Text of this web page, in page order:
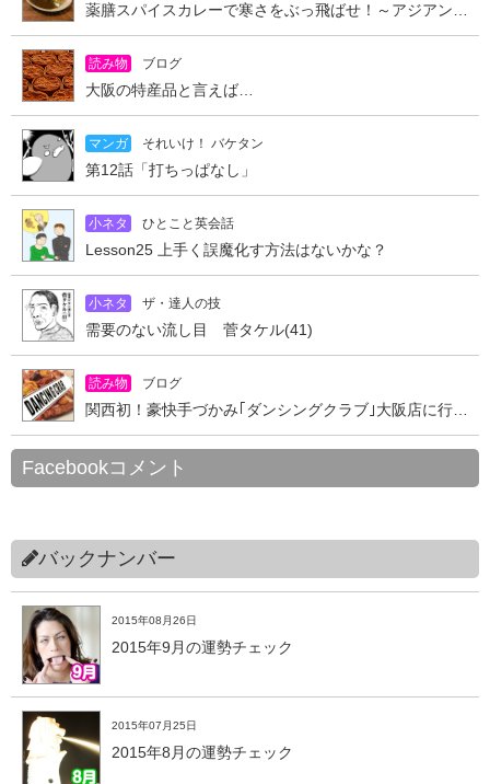
読み物 ブログ
大阪の特産品と言えば…
マンガ それいけ！ バケタン
第12話「打ちっぱなし」
小ネタ ひとこと英会話
Lesson25 上手く誤魔化す方法はないかな？
小ネタ ザ・達人の技
需要のない流し目 菅タケル(41)
読み物 ブログ
Facebookコメント
バックナンバー
2015年08月26日
2015年9月の運勢チェック
2015年07月25日
2015年8月の運勢チェック